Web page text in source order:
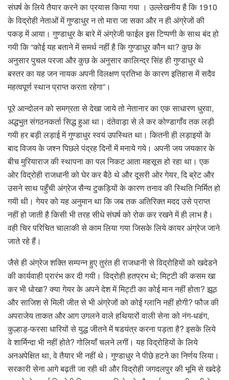
संघर्ष के लिये तैयार करने का प्रयास किया गया । उल्लेखनीय है कि 1910
के विद्रोही नेताओं में गुण्डाधुर न तो मारा जा सका और न ही अंग्रेजों की
पकड़ में आया। गुण्डाधुर के बारे में अंग्रेजी फाईल इस टिप्पणी के साथ बंद हो
गयी कि “कोई यह बताने में समर्थ नहीं है कि गुण्डाधुर कौन था? कुछ के
अनुसार पुचल परजा और कुछ के अनुसार कालिन्द्र सिंह ही गुण्डाधुर थे
बस्तर का यह जन नायक अपनी विलक्षण प्रतिभा के कारण इतिहास में सदैव
महत्वपूर्ण स्थान प्राप्त करता रहेगा”।
पूरे आन्दोलन को समग्रता से देखा जाये तो नेतानार का एक साधारण धुरवा,
अद्धभुत संगठनकर्ता सिद्ध हुआ था। दंतेवाड़ा से ले कर कोण्डागाँव तक लड़ी
गयी हर बड़ी लड़ाई में गुण्डाधुर स्वयं उपस्थित था। कितनी ही लड़ाइयों के
बाद विजय के जश्न पिछले पंद्रह दिनों में मनाये गये। अपनी जय जयकार के
बीच मुरियाराज की स्थापना का पल निकट आता महसूस हो रहा था। एक
ओर विद्रोही राजधानी को घेर कर बैठे थे और दूसरी ओर गेयर, दि ब्रेट और
उसने साथ पहुँची अंग्रेज सैन्य टुकड़ियों के कारण तनाव की स्थिति निर्मित हो
गयी थी। गेयर को यह अनुमान था कि जब तक अतिरिक्त मदद उसे प्राप्त
नहीं हो जाती है किसी भी तरह सीधे संघर्ष को रोक कर रखने में ही लाभ है।
वही चिर परिचित चालाकी से काम लिया गया जिसके लिये कायर अंग्रेज जाने
जाते रहे हैं।
जैसे ही अंग्रेज शक्ति सम्पन्न हुए तुरंत ही राजधानी से विद्रोहियों को खदेडने
की कार्यवाही प्रारंभ कर दी गयी। विद्रोही हतप्रभ थे; मिट्टी की कसम खा
कर भी धोखा? क्या गेयर के अपने देश में मिट्टी का कोई मान नहीं होता? झूठ
और साजिश से मिली जीत से भी अंग्रेजों को कोई ग्लानि नहीं होगी? फौज की
अपराजेय ताकत और आग उगलने वाले हथियारों वाली सेना को नंग-धडंग,
कुल्हाड़-फरसा धारियों से युद्ध जीतने में षडयंत्र करना पड़ता है? इसके लिये
वे शार्मिन्दा भी नहीं होते? गोलियाँ चलने लगीं। यह विद्रोहियों के लिये
अनअपेक्षित था, वे तैयार भी नहीं थे। गुण्डाधुर ने पीछे हटने का निर्णय लिया।
सरकारी सेना आगे बढ़ती जा रही थी और विद्रोही जगदलपुर की भूमि से खदेड़े